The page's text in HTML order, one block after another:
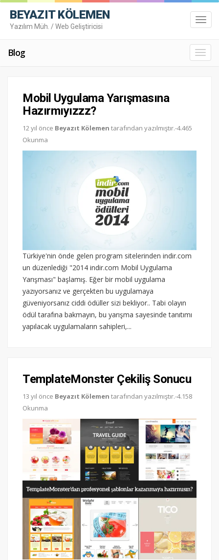
BEYAZIT KÖLEMEN
Yazılım Müh. / Web Geliştiricisi
Blog
Mobil Uygulama Yarışmasına
Hazırmıyızzz?
12 yıl önce Beyazıt Kölemen tarafından yazılmıştır.-4.465
Okunma
Türkiye'nin önde gelen program sitelerinden indir.com
un düzenlediği "2014 indir.com Mobil Uygulama
Yarışması" başlamış. Eğer bir mobil uygulama
yazıyorsanız ve gerçekten bu uygulamaya
güveniyorsanız ciddi ödüller sizi bekliyor.. Tabi olayın
ödül tarafına bakmayın, bu yarışma sayesinde tanıtımı
yapılacak uygulamaların sahipleri,...
TemplateMonster Çekiliş Sonucu
13 yıl önce Beyazıt Kölemen tarafından yazılmıştır.-4.158
Okunma